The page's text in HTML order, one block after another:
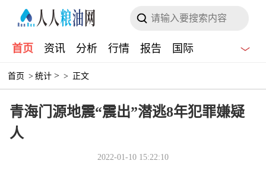
首页 资讯 分析 行情 报告 国际
首页 > 统计 > > 正文
青海门源地震“震出”潜逃8年犯罪嫌疑
人
2022-01-10 15:22:10